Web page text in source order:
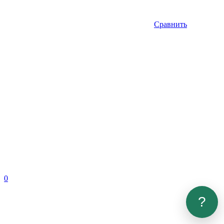
Сравнить
0
?